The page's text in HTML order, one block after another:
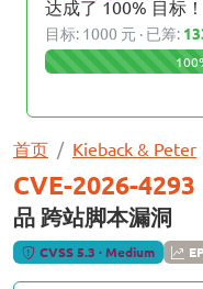
达成了 100% 目标！
目标: 1000 元 · 已筹:
首页 Kieback & Peter
CVE-2026-4293
品 跨站脚本漏洞
CVSS 5.3 · Medium